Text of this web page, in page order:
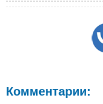
Комментарии: